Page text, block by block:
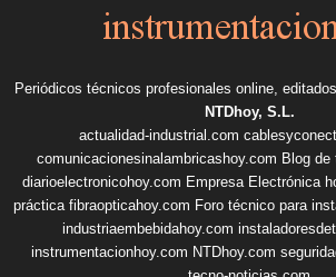
Periódicos técnicos profesionales online,
NTDhoy, S.L.
actualidad-industrial.com
comunicacionesinalambricashoy.com Blog de
diarioelectronicohoy.com Empresa Electrónica
práctica fibraopticahoy.com Foro técnico para
industriaembebidahoy.com
instrumentacionhoy.com NTDhoy.com